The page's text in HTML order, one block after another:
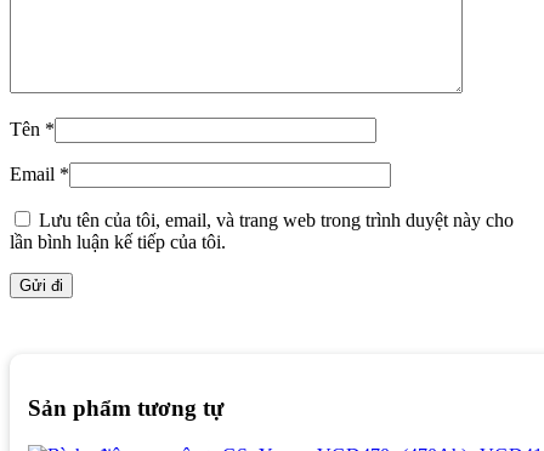
Tên *
Email *
Lưu tên của tôi, email, và trang web trong trình duyệt này cho
lần bình luận kế tiếp của tôi.
Sản phẩm tương tự